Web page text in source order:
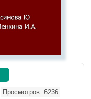
Просмотров: 6236